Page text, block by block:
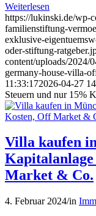
Weiterlesen
https://lukinski.de/wp-
familienstiftung-
exklusive-
oder-stiftung-
content/uploads/2024/
germany-house-villa-
11:33:172026-04-27
Steuern und nur 15%
Villa kaufen
Market & Co.
4. Februar 2024/in